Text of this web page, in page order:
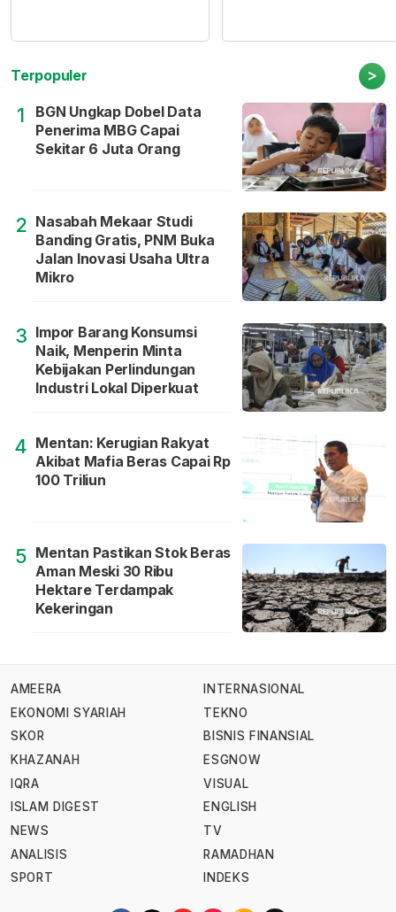
Terpopuler >
1
BGN Ungkap Dobel Data
Penerima MBG Capai
Sekitar 6 Juta Orang
2 Nasabah Mekaar Studi
Banding Gratis, PNM Buka
Jalan Inovasi Usaha Ultra
Mikro
3 Impor Barang Konsumsi
Naik, Menperin Minta
Kebijakan Perlindungan
Industri Lokal Diperkuat
4 Mentan: Kerugian Rakyat
Akibat Mafia Beras Capai Rp
100 Triliun
5 Mentan Pastikan Stok Beras
Aman Meski 30 Ribu
Hektare Terdampak
Kekeringan
AMEERA
EKONOMI SYARIAH
SKOR
KHAZANAH
IQRA
ISLAM DIGEST
NEWS
ANALISIS
SPORT
INTERNASIONAL
TEKNO
BISNIS FINANSIAL
ESGNOW
VISUAL
ENGLISH
TV
RAMADHAN
INDEKS